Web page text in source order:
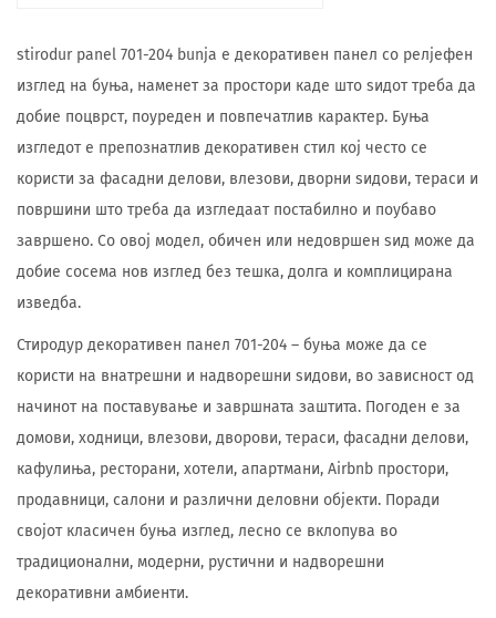
stirodur panel 701-204 bunja е декоративен панел со релјефен
изглед на буња, наменет за простори каде што ѕидот треба да
добие поцврст, поуреден и повпечатлив карактер. Буња
изгледот е препознатлив декоративен стил кој често се
користи за фасадни делови, влезови, дворни ѕидови, тераси и
површини што треба да изгледаат постабилно и поубаво
завршено. Со овој модел, обичен или недовршен ѕид може да
добие сосема нов изглед без тешка, долга и комплицирана
изведба.
Стиродур декоративен панел 701-204 – буња може да се
користи на внатрешни и надворешни ѕидови, во зависност од
начинот на поставување и завршната заштита. Погоден е за
домови, ходници, влезови, дворови, тераси, фасадни делови,
кафулиња, ресторани, хотели, апартмани, Airbnb простори,
продавници, салони и различни деловни објекти. Поради
својот класичен буња изглед, лесно се вклопува во
традиционални, модерни, рустични и надворешни
декоративни амбиенти.